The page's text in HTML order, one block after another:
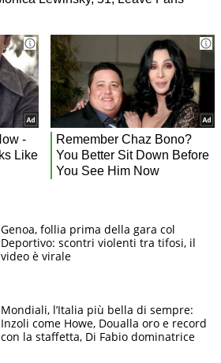
Genoa, follia prima della gara col
Deportivo: scontri violenti tra tifosi, il
video è virale
Mondiali, l’Italia più bella di sempre:
Inzoli come Howe, Doualla oro e record
con la staffetta, Di Fabio dominatrice